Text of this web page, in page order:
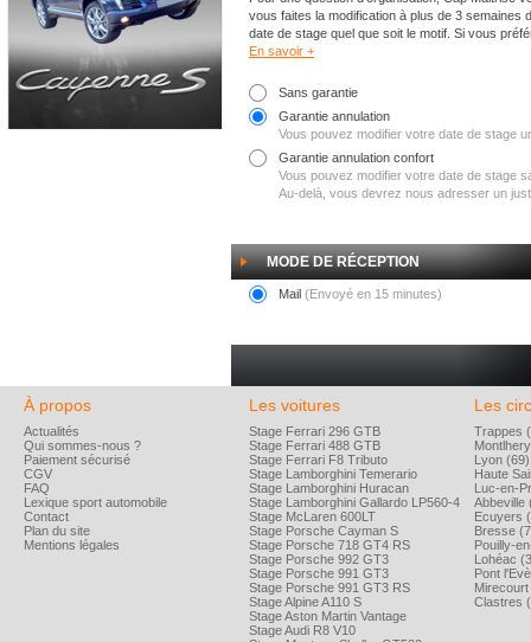
vous faites la modification à plus de 3 semaines
date de stage quel que soit le motif. Si vous
En savoir +
Sans garantie
Garantie annulation
Vous pouvez modifier votre date de stage
Garantie annulation confort
Vous pouvez modifier votre date de stage
Au-delà, vous devrez nous adresser un
MODE DE RÉCEPTION
Mail (Envoyé en 15 minutes)
À propos
Actualités
Qui sommes-nous ?
Paiement sécurisé
CGV
FAQ
Lexique sport automobile
Contact
Plan du site
Mentions légales
Les voitures
Stage Ferrari 296 GTB
Stage Ferrari 488 GTB
Stage Ferrari F8 Tributo
Stage Lamborghini Temerario
Stage Lamborghini Huracan
Stage Lamborghini Gallardo LP560-4
Stage McLaren 600LT
Stage Porsche Cayman S
Stage Porsche 718 GT4 RS
Stage Porsche 992 GT3
Stage Porsche 991 GT3
Stage Porsche 991 GT3 RS
Stage Alpine A110 S
Stage Aston Martin Vantage
Stage Audi R8 V10
Les
Trappes
Lyon (69)
Haute
Luc-en-
Abbeville
Ecuyers
Bresse
Pouilly-
Lohéac
Pont
Clastres